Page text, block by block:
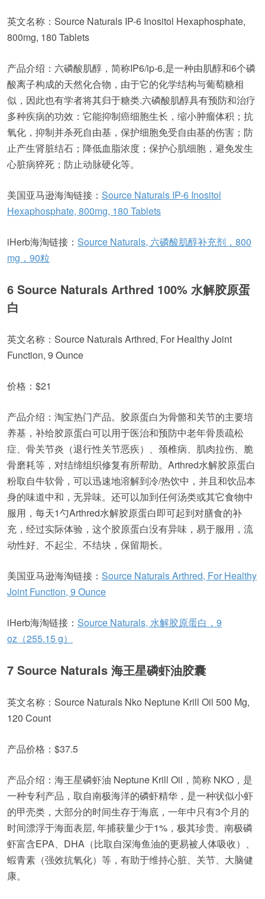
英文名称：Source Naturals IP-6 Inositol Hexaphosphate,
800mg, 180 Tablets
产品介绍：六磷酸肌醇，简称IP6/ip-6,是一种由肌醇和6个磷
酸离子构成的天然化合物，由于它的化学结构与葡萄糖相
似，因此也有学者将其归于糖类.六磷酸肌醇具有预防和治疗
多种疾病的功效：它能抑制癌细胞生长，缩小肿瘤体积；抗
氧化，抑制并杀死自由基，保护细胞免受自由基的伤害；防
止产生肾脏结石；降低血脂浓度；保护心肌细胞，避免发生
心脏病猝死；防止动脉硬化等。
美国亚马逊海淘链接： Source Naturals IP-6 Inositol
Hexaphosphate, 800mg, 180 Tablets
iHerb海淘链接： Source Naturals, 六磷酸肌醇补充剂，800
mg，90粒
6 Source Naturals Arthred 100% 水解胶原蛋
白
英文名称：Source Naturals Arthred, For Healthy Joint
Function, 9 Ounce
价格：$21
产品介绍：淘宝热门产品。胶原蛋白为骨骼和关节的主要培
养基，补给胶原蛋白可以用于医治和预防中老年骨质疏松
症、骨关节炎（退行性关节恶疾）、颈椎病、肌肉拉伤、脆
骨磨耗等，对结缔组织修复有所帮助。Arthred水解胶原蛋白
粉取自牛软骨，可以迅速地溶解到冷/热饮中，并且和饮品本
身的味道中和，无异味。还可以加到任何汤类或其它食物中
服用，每天1勺Arthred水解胶原蛋白即可起到对膳食的补
充，经过实际体验，这个胶原蛋白没有异味，易于服用，流
动性好、不起尘、不结块，保留期长。
美国亚马逊海淘链接： Source Naturals Arthred, For Healthy
Joint Function, 9 Ounce
iHerb海淘链接： Source Naturals, 水解胶原蛋白，9
oz（255.15 g）
7 Source Naturals 海王星磷虾油胶囊
英文名称：Source Naturals Nko Neptune Krill Oil 500 Mg,
120 Count
产品价格：$37.5
产品介绍：海王星磷虾油 Neptune Krill Oil，简称 NKO，是
一种专利产品，取自南极海洋的磷虾精华，是一种状似小虾
的甲壳类，大部分的时间生存于海底，一年中只有3个月的
时间漂浮于海面表层, 年捕获量少于1%，极其珍贵。南极磷
虾富含EPA、DHA（比取自深海鱼油的更易被人体吸收）、
蝦青素（强效抗氧化）等，有助于维持心脏、关节、大脑健
康。